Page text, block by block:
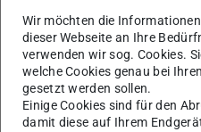
Sie interessieren sich für ein
erhalten Sie einen ersten
Mehr erfahren
Wir möchten die
dieser Webseite an Ihre
verwenden wir sog. Cookies.
welche Cookies genau bei
gesetzt werden sollen.
Einige Cookies sind für den
damit diese auf Ihrem